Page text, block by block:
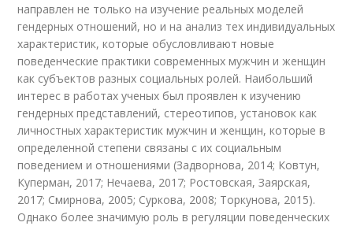
направлен не только на изучение реальных моделей
гендерных отношений, но и на анализ тех индивидуальных
характеристик, которые обусловливают новые
поведенческие практики современных мужчин и женщин
как субъектов разных социальных ролей. Наибольший
интерес в работах ученых был проявлен к изучению
гендерных представлений, стереотипов, установок как
личностных характеристик мужчин и женщин, которые в
определенной степени связаны с их социальным
поведением и отношениями (Задворнова, 2014; Ковтун,
Куперман, 2017; Нечаева, 2017; Ростовская, Заярская,
2017; Смирнова, 2005; Суркова, 2008; Торкунова, 2015).
Однако более значимую роль в регуляции поведенческих